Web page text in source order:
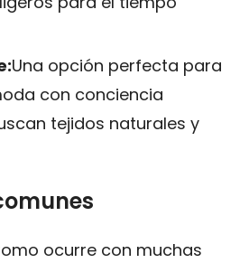
Una opción perfecta para
con conciencia
tejidos naturales y
ocurre con muchas